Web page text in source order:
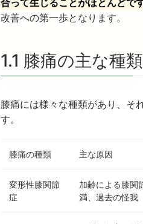
合って生じることがほとんどです
改善への第一歩となります。
1.1 膝痛の主な種
膝痛には様々な種類があり、そ
す。
膝痛の種類 主な原因
変形性膝関節
症
加齢による膝関
満、過去の怪我